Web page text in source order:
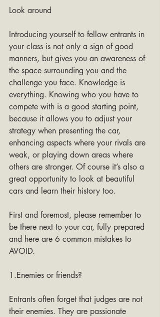
Look around
Introducing yourself to fellow entrants in
your class is not only a sign of good
manners, but gives you an awareness of
the space surrounding you and the
challenge you face. Knowledge is
everything. Knowing who you have to
compete with is a good starting point,
because it allows you to adjust your
strategy when presenting the car,
enhancing aspects where your rivals are
weak, or playing down areas where
others are stronger. Of course it’s also a
great opportunity to look at beautiful
cars and learn their history too.
First and foremost, please remember to
be there next to your car, fully prepared
and here are 6 common mistakes to
AVOID.
1.Enemies or friends?
Entrants often forget that judges are not
their enemies. They are passionate